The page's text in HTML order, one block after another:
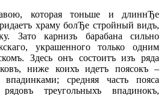
которая тоньше и длиннЂе
храму болЂе стройный видъ,
Зато карнизъ барабана сильно
украшенного только одним
Здесь онъ состоитъ изъ ряда
ниже коихъ идетъ поясокъ –
впадинками; средняя часть пояса
треугольныхъ впадинокъ,